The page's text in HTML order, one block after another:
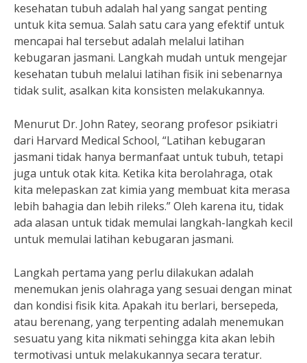
kesehatan tubuh adalah hal yang sangat penting
untuk kita semua. Salah satu cara yang efektif untuk
mencapai hal tersebut adalah melalui latihan
kebugaran jasmani. Langkah mudah untuk mengejar
kesehatan tubuh melalui latihan fisik ini sebenarnya
tidak sulit, asalkan kita konsisten melakukannya.
Menurut Dr. John Ratey, seorang profesor psikiatri
dari Harvard Medical School, “Latihan kebugaran
jasmani tidak hanya bermanfaat untuk tubuh, tetapi
juga untuk otak kita. Ketika kita berolahraga, otak
kita melepaskan zat kimia yang membuat kita merasa
lebih bahagia dan lebih rileks.” Oleh karena itu, tidak
ada alasan untuk tidak memulai langkah-langkah kecil
untuk memulai latihan kebugaran jasmani.
Langkah pertama yang perlu dilakukan adalah
menemukan jenis olahraga yang sesuai dengan minat
dan kondisi fisik kita. Apakah itu berlari, bersepeda,
atau berenang, yang terpenting adalah menemukan
sesuatu yang kita nikmati sehingga kita akan lebih
termotivasi untuk melakukannya secara teratur.